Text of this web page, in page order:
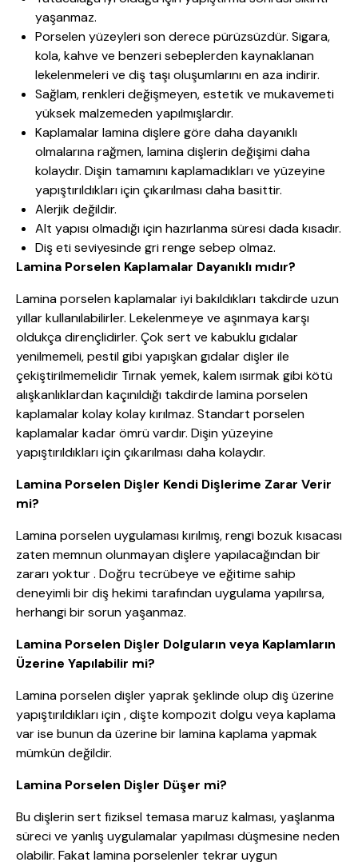
yaşanmaz.
Porselen yüzeyleri son derece pürüzsüzdür. Sigara,
kola, kahve ve benzeri sebeplerden kaynaklanan
lekelenmeleri ve diş taşı oluşumlarını en aza indirir.
Sağlam, renkleri değişmeyen, estetik ve mukavemeti
yüksek malzemeden yapılmışlardır.
Kaplamalar lamina dişlere göre daha dayanıklı
olmalarına rağmen, lamina dişlerin değişimi daha
kolaydır. Dişin tamamını kaplamadıkları ve yüzeyine
yapıştırıldıkları için çıkarılması daha basittir.
Alerjik değildir.
Alt yapısı olmadığı için hazırlanma süresi dada kısadır.
Diş eti seviyesinde gri renge sebep olmaz.
Lamina Porselen Kaplamalar Dayanıklı mıdır?
Lamina porselen kaplamalar iyi bakıldıkları takdirde uzun
yıllar kullanılabilirler. Lekelenmeye ve aşınmaya karşı
oldukça dirençlidirler. Çok sert ve kabuklu gıdalar
yenilmemeli, pestil gibi yapışkan gıdalar dişler ile
çekiştirilmemelidir Tırnak yemek, kalem ısırmak gibi kötü
alışkanlıklardan kaçınıldığı takdirde lamina porselen
kaplamalar kolay kolay kırılmaz. Standart porselen
kaplamalar kadar ömrü vardır. Dişin yüzeyine
yapıştırıldıkları için çıkarılması daha kolaydır.
Lamina Porselen Dişler Kendi Dişlerime Zarar Verir
mi?
Lamina porselen uygulaması kırılmış, rengi bozuk kısacası
zaten memnun olunmayan dişlere yapılacağından bir
zararı yoktur . Doğru tecrübeye ve eğitime sahip
deneyimli bir diş hekimi tarafından uygulama yapılırsa,
herhangi bir sorun yaşanmaz.
Lamina Porselen Dişler Dolguların veya Kaplamların
Üzerine Yapılabilir mi?
Lamina porselen dişler yaprak şeklinde olup diş üzerine
yapıştırıldıkları için , dişte kompozit dolgu veya kaplama
var ise bunun da üzerine bir lamina kaplama yapmak
mümkün değildir.
Lamina Porselen Dişler Düşer mi?
Bu dişlerin sert fiziksel temasa maruz kalması, yaşlanma
süreci ve yanlış uygulamalar yapılması düşmesine neden
olabilir. Fakat lamina porselenler tekrar uygun